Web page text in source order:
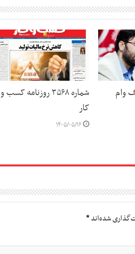
وام
شماره ۳۵۶۸ روزنامه کسب و
کار
۱۴۰۵/۰۵/۱۶
شده‌اند*